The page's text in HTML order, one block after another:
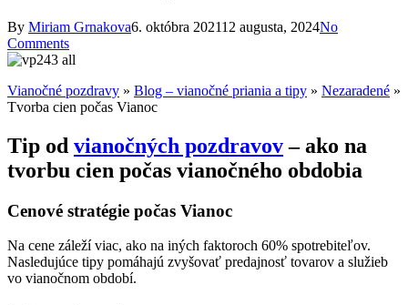
By Miriam Grnakova6. októbra 202112 augusta, 2024No
Comments
Vianočné pozdravy » Blog – vianočné priania a tipy » Nezaradené »
Tvorba cien počas Vianoc
Tip od vianočných pozdravov– ako na
tvorbu cien počas vianočného obdobia
Cenové stratégie počas Vianoc
Na cene záleží viac, ako na iných faktoroch 60% spotrebiteľov.
Nasledujúce tipy pomáhajú zvyšovať predajnosť tovarov a služieb
vo vianočnom období.